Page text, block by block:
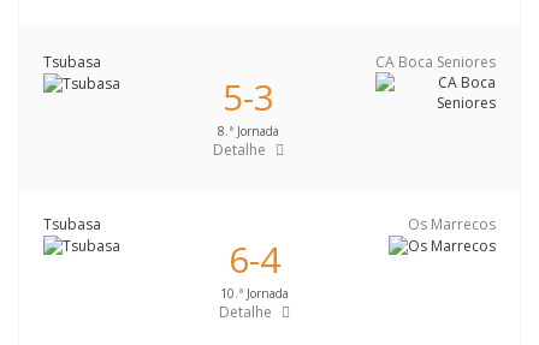
Tsubasa CA Boca Seniores
5-3
8.ª Jornada
Detalhe
Tsubasa Os Marrecos
6-4
10.ª Jornada
Detalhe